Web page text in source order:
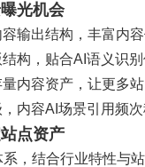
光机会
输出结构，丰富内
构，贴合AI语义识
内容资产，让更多
内容AI场景引用频
点资产
，结合行业特性与